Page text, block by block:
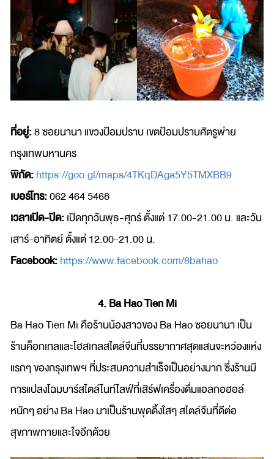
ที่อยู่:8 ซอยนานา แขวงป้อมปราบ เขตป้อมปราบศัตรูพ่าย
กรุงเทพมหานคร
พิกัด:https://goo.gl/maps/4TKqDAga5Y5TMXBB9
เบอร์โทร:062 464 5468
เวลาเปิด-ปิด:เปิดทุกวันพุธ-ศุกร์ ตั้งแต่ 17.00-21.00 น. และวัน
เสาร์-อาทิตย์ ตั้งแต่ 12.00-21.00 น.
Facebook:https://www.facebook.com/8bahao
4. Ba Hao Tien Mi
Ba Hao Tien Mi คือร้านน้องสาวของ Ba Hao ซอยนานา เป็น
ร้านค็อกเทลและโฮสเทลสไตล์จีนที่บรรยากาศสุดแสนจะหว่องแห่ง
แรกๆ ของกรุงเทพฯ ที่ประสบความสำเร็จเป็นอย่างมาก ซึ่งร้านมี
การแปลงโฉมบาร์สไตล์ไนท์ไลฟ์ที่เสิร์ฟเครื่องดื่มแอลกอฮอล์
หนักๆ อย่าง Ba Hao มาเป็นร้านพุดดิ้งใสๆ สไตล์จีนที่ดีต่อ
สุขภาพกายและใจอีกด้วย